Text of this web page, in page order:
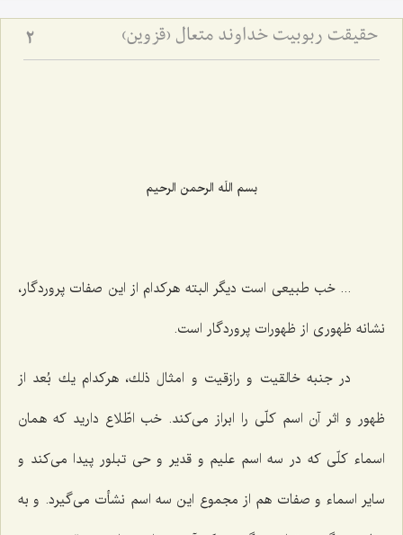
حقیقت ربوبیت خداوند متعال (قزوین) 2
بسم اللَه الرحمن الرحیم‌
... خب طبیعی است دیگر البته هركدام از این صفات پروردگار،
نشانه ظهوری از ظهورات پروردگار است.
در جنبه خالقیت و رازقیت و امثال ذلك، هركدام یك بُعد از
ظهور و اثر آن اسم كلّی را ابراز می‌كند. خب اطّلاع دارید كه همان
اسماء كلّی كه در سه اسم علیم و قدیر و حی تبلور پیدا می‌كند و
سایر اسماء و صفات هم از مجموع این سه اسم نشأت می‌گیرد. و به